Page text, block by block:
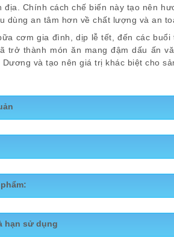
địa. Chính cách chế biến này tạo nên
dùng an tâm hơn về chất lượng và an
cơm gia đình, dịp lễ tết, đến các buổi
trở thành món ăn mang đậm dấu ấn
và tạo nên giá trị khác biệt cho
gói
ngựa Hiếu Thu.
từ150 g – 200 g/quả
hoặc theo nhu cầu
từng sản phẩm được đóng01 quả/túi
thời gian bảo quản.
đóng gói thương mại theo các quy cách:
Sơ chế, làm
Câu chuyện Sản phẩm:
hạn sử dụng